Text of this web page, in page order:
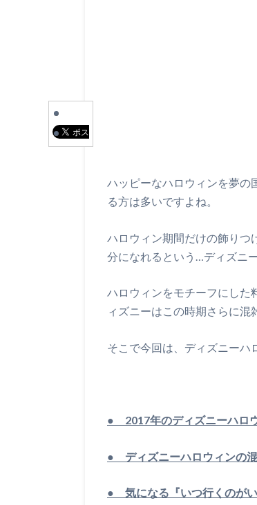
ハッピーなハロウィンを夢の
る方は多いですよね。
ハロウィン期間だけの飾りつ
分になれるという…ディズニ
ハロウィンをモチーフにした
ィズニーはこの時期さらに混
そこで今回は、ディズニーハ
● 2017年のディズニーハロ
● ディズニーハロウィンの混
● 気になる『いつ行くのがい